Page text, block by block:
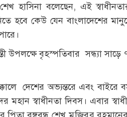
শেখ হাসিনা বলেছেন, এই
হবে কেউ যেন বাংলাদেশের
উপলক্ষে বৃহস্পতিবার সন্ধ্যা
দেশের অভ্যন্তরে এবং
মহান স্বাধীনতা দিবস। এবার